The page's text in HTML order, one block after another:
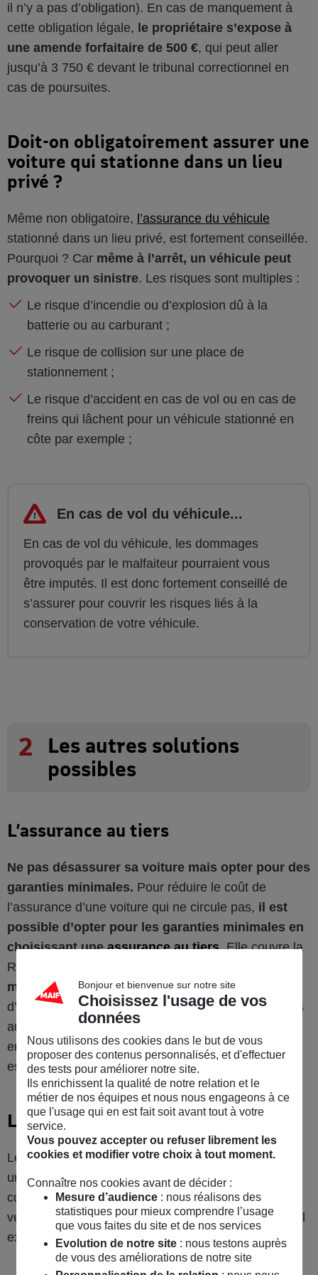
il n’y a pas d’obligation). En cas de manquement à
cette obligation légale, le propriétaire s’expose à
une amende forfaitaire de 500 €, qui peut aller
jusqu’à 3 750 € devant le tribunal correctionnel en
cas de poursuites.
Doit-on obligatoirement assurer une
voiture qui stationne dans un lieu
privé ?
Même non obligatoire, l’assurance du véhicule
stationné dans un lieu privé, est fortement conseillée.
Pourquoi ? Car même à l’arrêt, un véhicule peut
provoquer un sinistre. Les risques sont multiples :
Le risque d’incendie ou d’explosion dû à la
batterie ou au carburant ;
Le risque de collision sur une place de
stationnement ;
Le risque d’accident en cas de vol ou en cas de
freins qui lâchent pour un véhicule stationné en
côte par exemple ;
En cas de vol du véhicule...
En cas de vol du véhicule, les dommages
provoqués par le malfaiteur pourraient vous
être imputés. Il est donc fortement conseillé de
s’assurer pour couvrir les risques liés à la
conservation de votre véhicule.
2
Les autres solutions
possibles
L’assurance au tiers
Ne pas désassurer sa voiture mais opter pour des
garanties minimales. Pour réduire le coût de
l’assurance d’une voiture qui ne circule pas, il est
possible d’opter pour les garanties minimales en
choisissant uneassurance au tiers. Elle couvre la
Responsabilité Civile du propriétaire du véhicule,
minimum légal et obligatoireen termes
d’assurance auto. Cette garantie couvre les frais liés
aux dégâts matériels et corporels infligés à un tiers
en cas d’accident responsable. La formule au tiers
est
l’assurance auto la moins chère
Le pay as you drive
Le pay as you drive ou l’assurance au kilomètre
un contrat d’assurance qui permet de prendre en
compte le nombre de kilomètres parcourus par le
véhicule et d’avoir une prime d’assurance adaptée. Il
existe 2 formules :
Bonjour et bienvenue sur notre site
Choisissez l'usage de vos
données
Nous utilisons des cookies dans le but de vous
proposer des contenus personnalisés, et d'effectuer
des tests pour améliorer notre site.
Ils enrichissent la qualité de notre relation et le
métier de nos équipes et nous nous engageons à ce
que l'usage qui en est fait soit avant tout à votre
service.
Vous pouvez accepter ou refuser librement les
cookies et modifier votre choix à tout moment.
Connaître nos cookies avant de décider :
Mesure d’audience: nous réalisons des
statistiques pour mieux comprendre l’usage
que vous faites du site et de nos services
Evolution de notre site: nous testons auprès
de vous des améliorations de notre site